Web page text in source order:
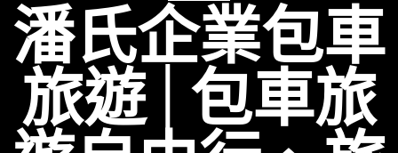
潘氏企業包車
旅遊│包車旅